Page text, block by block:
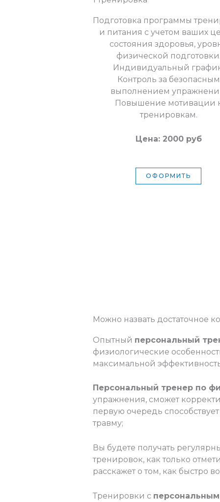
Подготовка программы
и питания с учетом ваших
состояния здоровья,
физической подготовки.
Индивидуальный
Контроль за безопасным
выполнением
Повышение мотивации
тренировкам.
Цена: 2000 руб
ОФОРМИТЬ
Можно назвать достаточное
Опытный персональный
физиологические
максимальной
Персональный тренер по
упражнения, сможет
первую очередь
травму;
Вы будете получать
тренировок, как только
расскажет о том, как быстро
Тренировки с